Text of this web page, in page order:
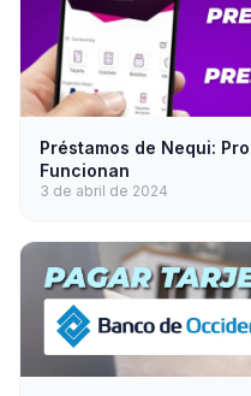
Préstamos de Nequi:
Funcionan
3 de abril de 2024